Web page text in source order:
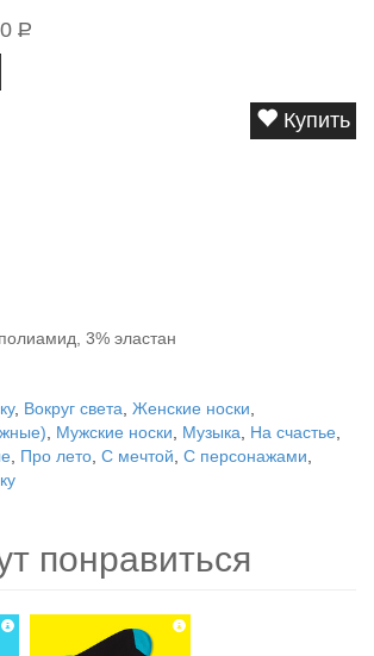
Р
Купить
3% эластан
, Вокруг света Женские носки
Мужские носки Музыка На счастье
Про лето С мечтой С персонажами
понравиться